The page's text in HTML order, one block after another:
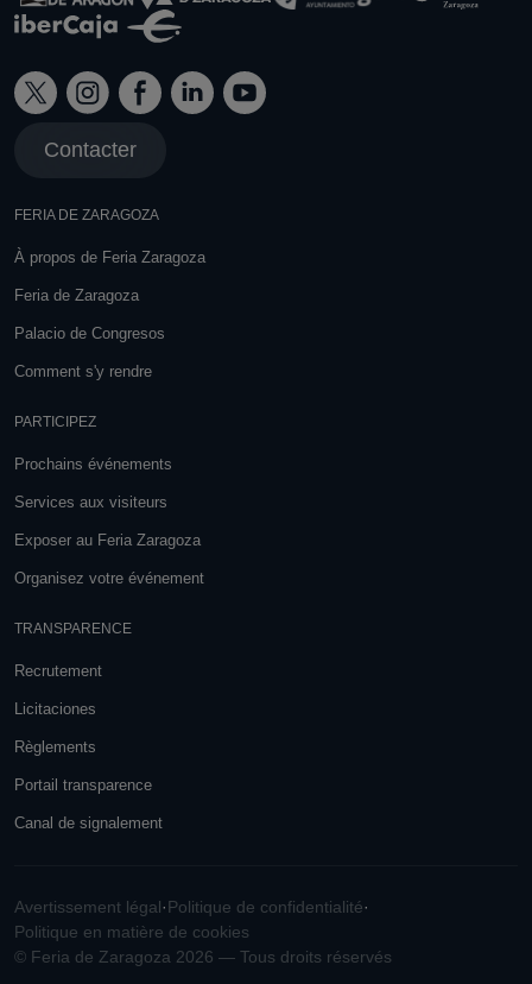
Contacter
FERIA DE ZARAGOZA
À propos de Feria Zaragoza
Feria de Zaragoza
Palacio de Congresos
Comment s'y rendre
PARTICIPEZ
Prochains événements
Services aux visiteurs
Exposer au Feria Zaragoza
Organisez votre événement
TRANSPARENCE
Recrutement
Licitaciones
Règlements
Portail transparence
Canal de signalement
Avertissement légal·Politique de confidentialité·
Politique en matière de cookies
© Feria de Zaragoza 2026 — Tous droits réservés